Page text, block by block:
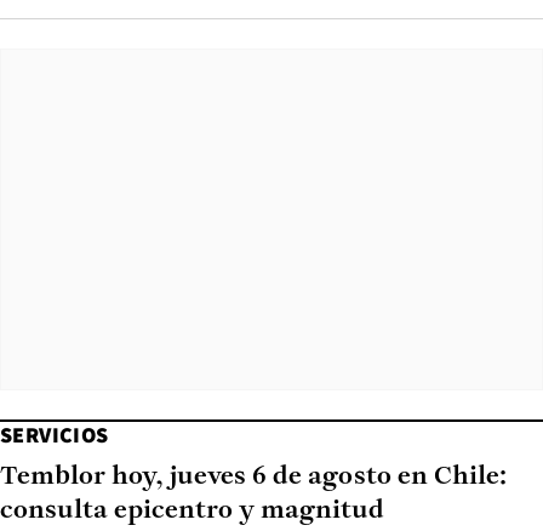
SERVICIOS
Temblor hoy, jueves 6 de agosto en Chile:
consulta epicentro y magnitud